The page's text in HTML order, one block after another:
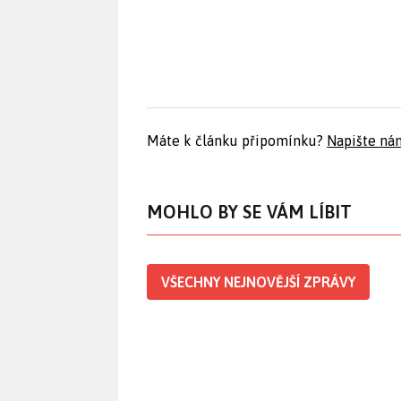
Máte k článku připomínku? Napište
MOHLO BY SE VÁM LÍBIT
VŠECHNY NEJNOVĚJŠÍ ZPRÁVY